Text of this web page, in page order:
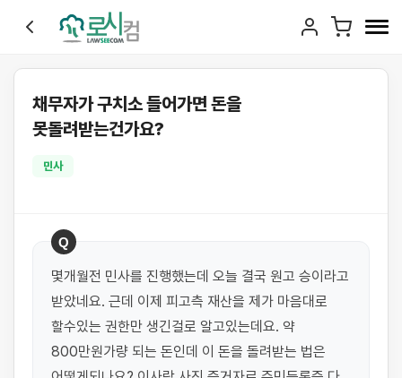
채무자가 구치소 들어가면 돈을
못돌려받는건가요?
민사
Q
몇개월전 민사를 진행했는데 오늘 결국 원고 승이라고
받았네요. 근데 이제 피고측 재산을 제가 마음대로
할수있는 권한만 생긴걸로 알고있는데요. 약
800만원가량 되는 돈인데 이 돈을 돌려받는 법은